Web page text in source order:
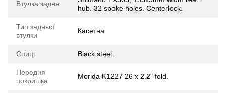
Втулка задня
hub. 32 spoke holes. Centerlock.
Тип задньої
втулки
Касетна
Спиці Black steel.
Передня
покришка
Merida K1227 26 x 2.2" fold.